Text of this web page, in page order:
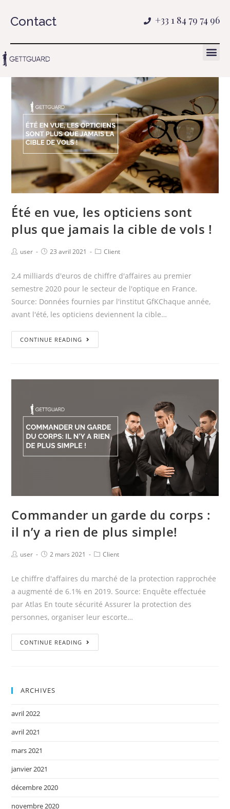
Contact +33 1 84 79 74 96
Été en vue, les opticiens sont
plus que jamais la cible de vols !
user 23 avril 2021 Client
2,4 milliards d'euros de chiffre d'affaires au premier
semestre 2020 pour le secteur de l'optique en France.
Source: Données fournies par l'institut GfKChaque année,
avant l'été, les opticiens deviennent la cible…
CONTINUE READING
Commander un garde du corps :
il n’y a rien de plus simple!
user 2 mars 2021 Client
Le chiffre d'affaires du marché de la protection rapprochée
a augmenté de 6.1% en 2019. Source: Enquête effectuée
par Atlas En toute sécurité Assurer la protection des
personnes, organiser leur escorte…
CONTINUE READING
ARCHIVES
avril 2022
avril 2021
mars 2021
janvier 2021
décembre 2020
novembre 2020